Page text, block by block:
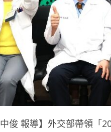
俊 報導】外交部帶領「